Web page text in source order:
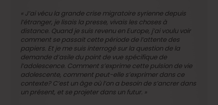
« J’ai vécu la grande crise migratoire syrienne depuis
l’étranger, je lisais la presse, vivais les choses à
distance. Quand je suis revenu en Europe, j’ai voulu voir
comment se passait cette période de l’attente des
papiers. Et je me suis interrogé sur la question de la
demande d’asile du point de vue spécifique de
l’adolescence. Comment s’exprime cette pulsion de vie
adolescente, comment peut-elle s’exprimer dans ce
contexte? C’est un âge où l’on a besoin de s’ancrer dans
un présent, et se projeter dans un futur. »